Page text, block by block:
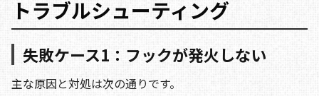
トラブルシューティング
失敗ケース1：フックが発火しない
主な原因と対処は次の通りです。